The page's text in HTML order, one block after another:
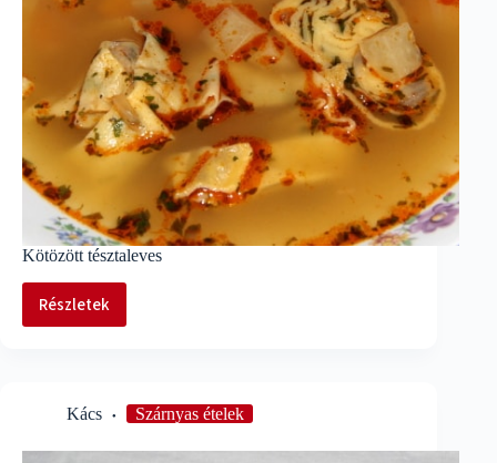
Kötözött tésztaleves
Részletek
Kötözött
Kács Szárnyas ételek